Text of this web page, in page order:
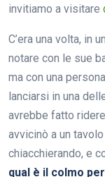
invitiamo a visitare
C’era una volta, in
notare con le sue
ma con una
lanciarsi in una
avrebbe fatto
avvicinò a un
chiacchierando, e
qual è il colmo